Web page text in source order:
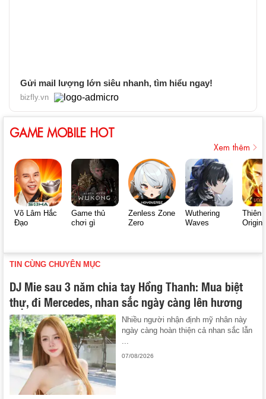
Gửi mail lượng lớn siêu nhanh, tìm hiểu ngay!
bizfly.vn
GAME MOBILE HOT
Xem thêm
Võ Lâm Hắc
Đạo
Game thủ
chơi gì
Zenless Zone
Zero
Wuthering
Waves
Thiên
Origin
TIN CÙNG CHUYÊN MỤC
DJ Mie sau 3 năm chia tay Hồng Thanh: Mua biệt
thự, đi Mercedes, nhan sắc ngày càng lên hương
Nhiều người nhận định mỹ nhân này
ngày càng hoàn thiện cả nhan sắc lẫn
...
07/08/2026